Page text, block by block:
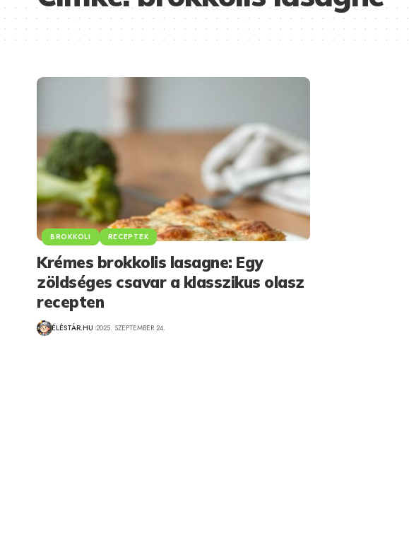
BROKKOLI RECEPTEK
Krémes brokkolis lasagne: Egy
zöldséges csavar a klasszikus olasz
recepten
ÉLÉSTÁR.HU 2025. SZEPTEMBER 24.